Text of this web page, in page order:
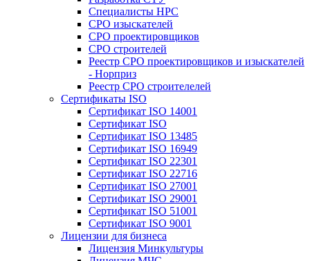
Специалисты НРС
СРО изыскателей
СРО проектировщиков
СРО строителей
Реестр СРО проектировщиков и изыскателей
- Норприз
Реестр СРО строителелей
Сертификаты ISO
Сертификат ISO 14001
Сертификат ISO
Сертификат ISO 13485
Сертификат ISO 16949
Сертификат ISO 22301
Сертификат ISO 22716
Сертификат ISO 27001
Сертификат ISO 29001
Сертификат ISO 51001
Сертификат ISO 9001
Лицензии для бизнеса
Лицензия Минкультуры